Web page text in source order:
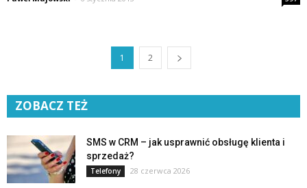
1 2
ZOBACZ TEŻ
SMS w CRM – jak usprawnić obsługę klienta i
sprzedaż?
Telefony 28 czerwca 2026